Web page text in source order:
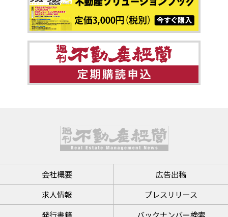
会社概要
広告出稿
求人情報
プレスリリース
発行書籍
バックナンバー検索